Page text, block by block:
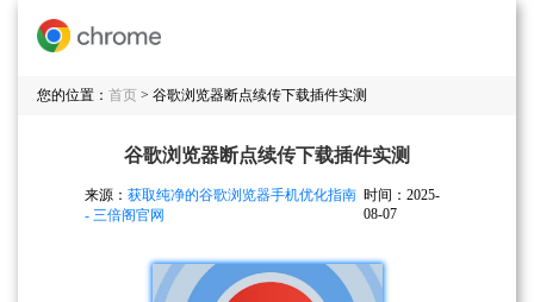
您的位置： 首页 > 谷歌浏览器断点续传下载插件实测
谷歌浏览器断点续传下载插件实测
来源： 获取纯净的谷歌浏览器手机优化指南
- 三倍阁官网
时间：2025-
08-07